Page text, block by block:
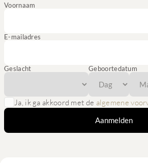
Voornaam
E-mailadres
Geslacht Geboortedatum
Ja, ik ga akkoord met de algemene
Aanmelden